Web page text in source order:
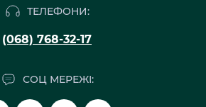
ТЕЛЕФОНИ:
(068) 768-32-17
СОЦ МЕРЕЖІ: